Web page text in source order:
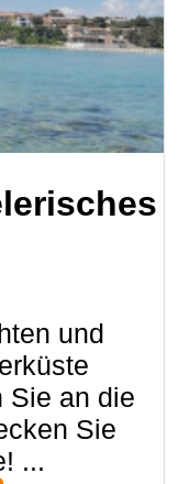
und
Sie an die
Sie
...